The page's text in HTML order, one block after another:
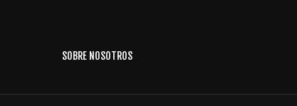
SOBRE NOSOTROS